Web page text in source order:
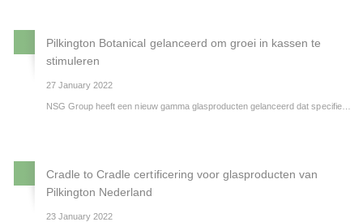
Pilkington Botanical gelanceerd om groei in kassen te
stimuleren
27 January 2022
NSG Group heeft een nieuw gamma glasproducten gelanceerd dat specifiek gericht is op de tuinbouwmarkt.
Cradle to Cradle certificering voor glasproducten van
Pilkington Nederland
23 January 2022